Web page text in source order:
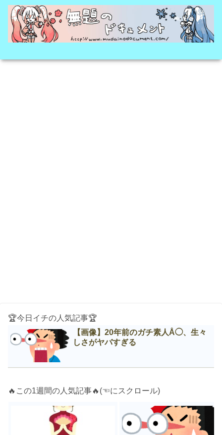
🏆今日イチの人気記事🏆
【画像】20年前のガチ素人Å◯、生々
しさがヤバすぎる
🔥この1週間の人気記事🔥(☜にスクロール)